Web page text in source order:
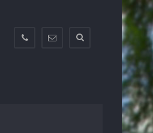
info@texnokarp.com
+38(063)995-